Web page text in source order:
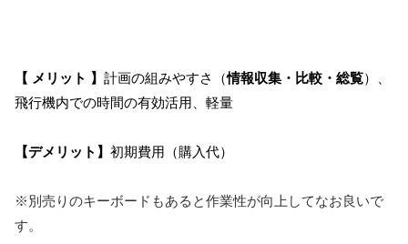
【 メリット 】 計画の組みやすさ（情報収集・比較・総覧）、
飛行機内での時間の有効活用、軽量
【デメリット】 初期費用（購入代）
※別売りのキーボードもあると作業性が向上してなお良いで
す。